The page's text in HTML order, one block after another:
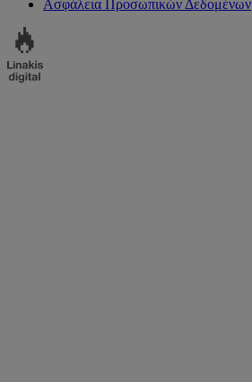
Ασφάλεια Προσωπικών Δεδομένων